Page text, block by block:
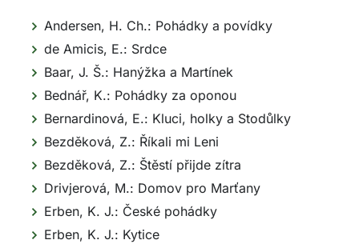
Andersen, H. Ch.: Pohádky a povídky
de Amicis, E.: Srdce
Baar, J. Š.: Hanýžka a Martínek
Bednář, K.: Pohádky za oponou
Bernardinová, E.: Kluci, holky a Stodůlky
Bezděková, Z.: Říkali mi Leni
Bezděková, Z.: Štěstí přijde zítra
Drivjerová, M.: Domov pro Marťany
Erben, K. J.: České pohádky
Erben, K. J.: Kytice